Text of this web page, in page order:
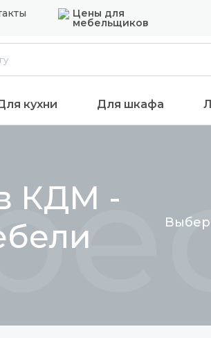
Цены для
мебельщиков
кухни Для шкафа
КДМ -